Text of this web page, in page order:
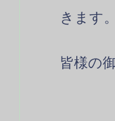
きます。
皆様の